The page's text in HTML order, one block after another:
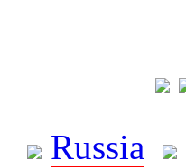
Russia